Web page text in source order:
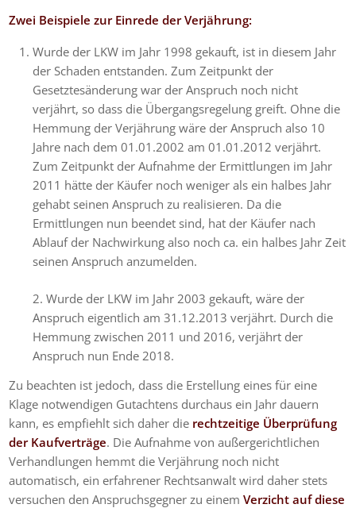
Zwei Beispiele zur Einrede der Verjährung:
Wurde der LKW im Jahr 1998 gekauft, ist in diesem Jahr
der Schaden entstanden. Zum Zeitpunkt der
Gesetztesänderung war der Anspruch noch nicht
verjährt, so dass die Übergangsregelung greift. Ohne die
Hemmung der Verjährung wäre der Anspruch also 10
Jahre nach dem 01.01.2002 am 01.01.2012 verjährt.
Zum Zeitpunkt der Aufnahme der Ermittlungen im Jahr
2011 hätte der Käufer noch weniger als ein halbes Jahr
gehabt seinen Anspruch zu realisieren. Da die
Ermittlungen nun beendet sind, hat der Käufer nach
Ablauf der Nachwirkung also noch ca. ein halbes Jahr Zeit
seinen Anspruch anzumelden.
2. Wurde der LKW im Jahr 2003 gekauft, wäre der
Anspruch eigentlich am 31.12.2013 verjährt. Durch die
Hemmung zwischen 2011 und 2016, verjährt der
Anspruch nun Ende 2018.
Zu beachten ist jedoch, dass die Erstellung eines für eine
Klage notwendigen Gutachtens durchaus ein Jahr dauern
kann, es empfiehlt sich daher die rechtzeitige Überprüfung
der Kaufverträge. Die Aufnahme von außergerichtlichen
Verhandlungen hemmt die Verjährung noch nicht
automatisch, ein erfahrener Rechtsanwalt wird daher stets
versuchen den Anspruchsgegner zu einemVerzicht auf diese